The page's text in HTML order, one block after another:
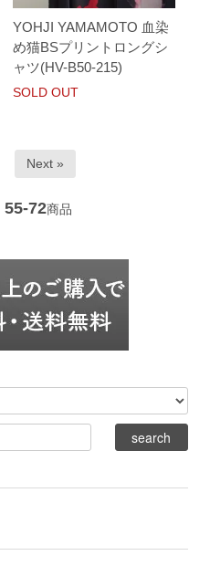
YOHJI YAMAMOTO 血染
め猫BSプリントロングシ
ャツ(HV-B50-215)
SOLD OUT
Next »
55-72商品